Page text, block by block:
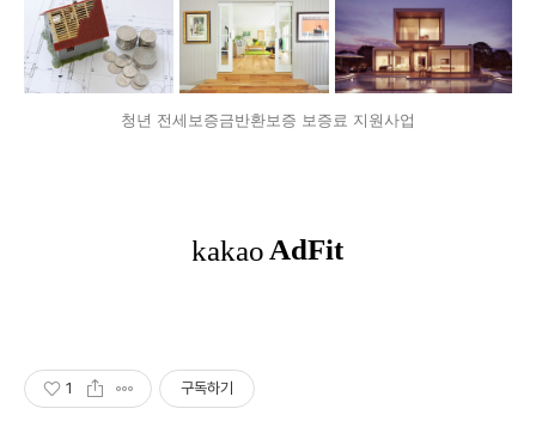
청년 전세보증금반환보증 보증료 지원사업
1 구독하기